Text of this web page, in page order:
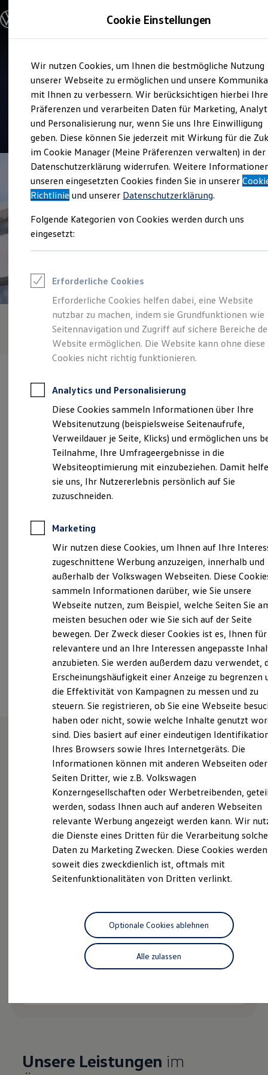
Hauptinhalt
springen
Footer
springen
Modelle und Konfigurator
Modelle vergleichen
Elektroautos
ENERGY Sondermodelle
Nutzfahrzeuge
SUV und CUV
Familienautos
Kombis
Kompaktwagen
Sportwagen
Schnell verfügbare Fahrzeuge
Angebote und Produkte
Aktuelle Angebote
E-Auto-Förderung
Volkswagen Marktplatz
Junge Gebrauchtwagen und Gebrauchtwagen
Volkswagen Zertifizierte Gebrauchtwagen
Zubehör- und Serviceangebote
Leasing
Leasing-Angebote
Gebrauchtwagen Leasing
Junge Gebrauchtwagen-Leasing
Elektroauto Leasing
Kleinwagen-Leasing
Leasing ohne Anzahlung
Finanzierung
Kfz-Versicherung
Restschuldversicherungen
Garantien
Wartungsverträge
Geschäftskunden
Professional Class bei Volkswagen
Großkunden
Behörden
Direktkunden
Sonderfahrzeuge
Anpfiff zum Gewinn
Elektroautos
ID. Tutorials
Elektrofahrzeugkonzepte
Reichweite
Reichweite der ID. Modelle
Reichweite im Winter
Laden
Laden unterwegs
Laden Zuhause
Ladestationen finden
Ladezeitensimulator
Batterie
Sicherheit
Garantie und Lebensdauer
Nachhaltigkeit
Technologie
Kosten und Kauf
Verbrauchskosten
Kaufoptionen
E-Auto-Förderung
Software und Konnektivität
ID. Software Versionen und Updates
Digitale Extras
Schnittstellen zu Ihrem ID.
Hybridautos
Marke und Erlebnis
Volkswagen R und R Experience
R-Modelle
Driving Experience
Volkswagen entdecken
Lifestyle Shop
T-Roc Kollektion
Golf Kollektion
ID. Kollektion
Volkswagen Kollektion
R-Kollektion
Inspektion und HU/AU
Verkauf und Service
Automobilwelt Eifel - Mosel
Bitburg
4.4|139 Bewertungen
Automobilwelt Eifel - Mosel GmbH (Impressum & Rechtliches )
mail@eifelmosel.de
+49 6561 6004800
Montag Freitag 07:30 18:00
Samstag
07:30-14:00 Uhr
Sonntag
Geschlossen
Ansprechpartner
Wie können wir
Ihnen weiterhelfen?
Probefahrt vereinbaren
Fahrzeugangebot anfordern
Unsere Leistungen im
Cookie Einstellungen
Wir nutzen Cookies, um Ihnen die bestmögliche Nutzung
unserer Webseite zu ermöglichen und unsere
mit Ihnen zu verbessern. Wir berücksichtigen hierbei Ihre
Präferenzen und verarbeiten Daten für Marketing,
und Personalisierung nur, wenn Sie uns Ihre Einwilligung
geben. Diese können Sie jederzeit mit Wirkung für die
im Cookie Manager (Meine Präferenzen verwalten) in der
Datenschutzerklärung widerrufen. Weitere
unseren eingesetzten Cookies finden Sie in unserer
Richtlinie und unserer Datenschutzerklärung.
Folgende Kategorien von Cookies werden durch uns
eingesetzt:
Erforderliche Cookies
Erforderliche Cookies helfen dabei, eine Website
nutzbar zu machen, indem sie Grundfunktionen wie
Seitennavigation und Zugriff auf sichere Bereiche
Website ermöglichen. Die Website kann ohne diese
Cookies nicht richtig funktionieren.
Analytics und Personalisierung
Diese Cookies sammeln Informationen über Ihre
Websitenutzung (beispielsweise Seitenaufrufe,
Verweildauer je Seite, Klicks) und ermöglichen uns
Teilnahme, Ihre Umfrageergebnisse in die
Websiteoptimierung mit einzubeziehen. Damit
sie uns, Ihr Nutzererlebnis persönlich auf Sie
zuzuschneiden.
Marketing
Wir nutzen diese Cookies, um Ihnen auf Ihre
zugeschnittene Werbung anzuzeigen, innerhalb und
außerhalb der Volkswagen Webseiten. Diese
sammeln Informationen darüber, wie Sie unsere
Webseite nutzen, zum Beispiel, welche Seiten Sie
meisten besuchen oder wie Sie sich auf der Seite
bewegen. Der Zweck dieser Cookies ist es, Ihnen für
relevantere und an Ihre Interessen angepasste
anzubieten. Sie werden außerdem dazu verwendet,
Erscheinungshäufigkeit einer Anzeige zu begrenzen
die Effektivität von Kampagnen zu messen und zu
steuern. Sie registrieren, ob Sie eine Webseite
haben oder nicht, sowie welche Inhalte genutzt
sind. Dies basiert auf einer eindeutigen
Ihres Browsers sowie Ihres Internetgeräts. Die
Informationen können mit anderen Webseiten oder
Seiten Dritter, wie z.B. Volkswagen
Konzerngesellschaften oder Werbetreibenden,
werden, sodass Ihnen auch auf anderen Webseiten
relevante Werbung angezeigt werden kann. Wir
die Dienste eines Dritten für die Verarbeitung
Daten zu Marketing Zwecken. Diese Cookies
soweit dies zweckdienlich ist, oftmals mit
Seitenfunktionalitäten von Dritten verlinkt.
Alle zulassen
Optionale Cookies ablehnen